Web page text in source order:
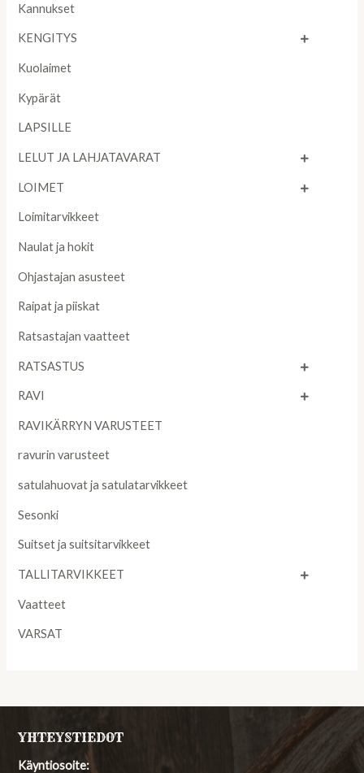
Kannukset
KENGITYS
Kuolaimet
Kypärät
LAPSILLE
LELUT JA LAHJATAVARAT
LOIMET
Loimitarvikkeet
Naulat ja hokit
Ohjastajan asusteet
Raipat ja piiskat
Ratsastajan vaatteet
RATSASTUS
RAVI
RAVIKÄRRYN VARUSTEET
ravurin varusteet
satulahuovat ja satulatarvikkeet
Sesonki
Suitset ja suitsitarvikkeet
TALLITARVIKKEET
Vaatteet
VARSAT
YHTEYSTIEDOT
Käyntiosoite: